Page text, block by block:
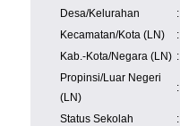
Desa/Kelurahan
:
Kecamatan/Kota (LN)
:
Kab.-Kota/Negara (LN) :
Propinsi/Luar Negeri
(LN)
:
Status Sekolah :